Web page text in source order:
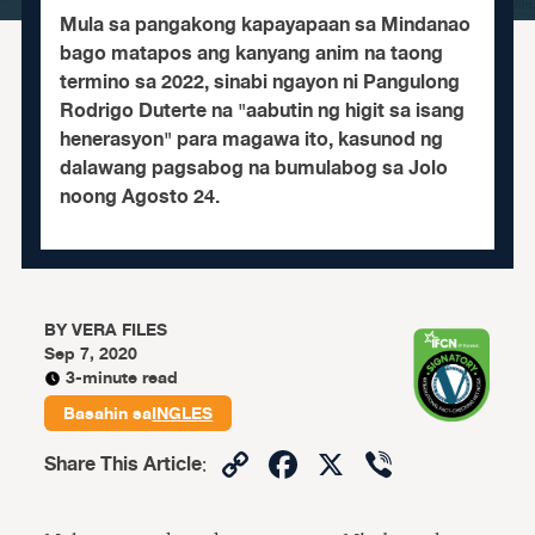
Mula sa pangakong kapayapaan sa Mindanao
bago matapos ang kanyang anim na taong
termino sa 2022, sinabi ngayon ni Pangulong
Rodrigo Duterte na "aabutin ng higit sa isang
henerasyon" para magawa ito, kasunod ng
dalawang pagsabog na bumulabog sa Jolo
noong Agosto 24.
BYVERA FILES
Sep 7, 2020
3-minute read
Basahin saINGLES
Share This Article: CopyFacebook
X